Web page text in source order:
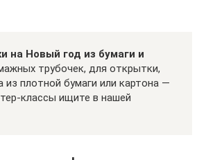
на Новый год из бумаги и
трубочек, для открытки,
из плотной бумаги или картона —
классы ищите в нашей